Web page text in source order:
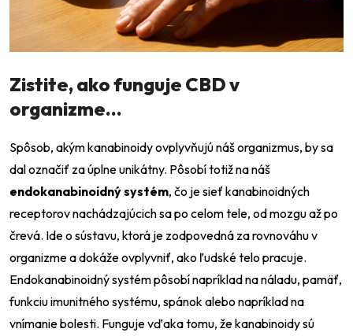
Zistite, ako funguje CBD v
organizme…
Spôsob, akým kanabinoidy ovplyvňujú náš organizmus, by sa
dal označiť za úplne unikátny. Pôsobí totiž na náš
endokanabinoidný systém, čo je sieť kanabinoidných
receptorov nachádzajúcich sa po celom tele, od mozgu až po
črevá. Ide o sústavu, ktorá je zodpovedná za rovnováhu v
organizme a dokáže ovplyvniť, ako ľudské telo pracuje.
Endokanabinoidný systém pôsobí napríklad na náladu, pamäť,
funkciu imunitného systému, spánok alebo napríklad na
vnímanie bolesti. Funguje vďaka tomu, že kanabinoidy sú
Powered by chaterimo